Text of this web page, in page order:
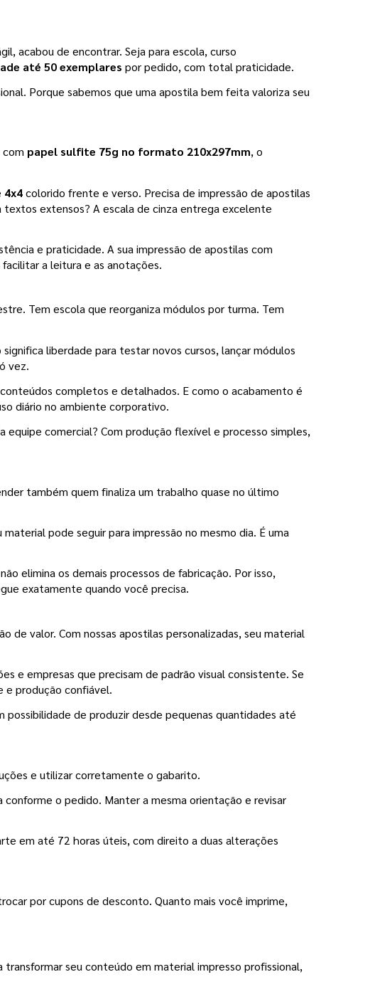
acabou de encontrar. Seja para escola, curso
até 50 exemplares por pedido, com total praticidade.
Porque sabemos que uma apostila bem feita valoriza seu
papel sulfite 75g no formato 210x297mm, o
4x4 colorido frente e verso. Precisa de impressão de apostilas
textos extensos? A escala de cinza entrega excelente
e praticidade. A sua impressão de apostilas com
a leitura e as anotações.
Tem escola que reorganiza módulos por turma. Tem
liberdade para testar novos cursos, lançar módulos
vez.
completos e detalhados. E como o acabamento é
diário no ambiente corporativo.
equipe comercial? Com produção flexível e processo simples,
também quem finaliza um trabalho quase no último
material pode seguir para impressão no mesmo dia. É uma
elimina os demais processos de fabricação. Por isso,
exatamente quando você precisa.
valor. Com nossas apostilas personalizadas, seu material
e empresas que precisam de padrão visual consistente. Se
e produção confiável.
de produzir desde pequenas quantidades até
e utilizar corretamente o gabarito.
o pedido. Manter a mesma orientação e revisar
em até 72 horas úteis, com direito a duas alterações
por cupons de desconto. Quanto mais você imprime,
seu conteúdo em material impresso profissional,